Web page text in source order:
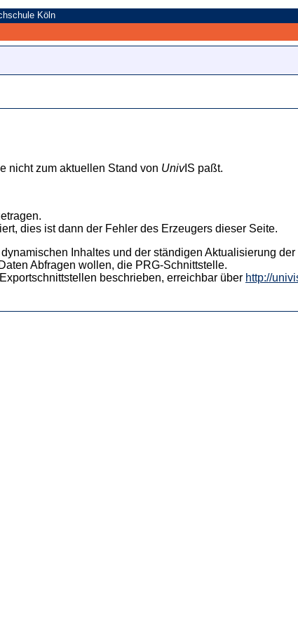
Köln
nicht zum aktuellen Stand von UnivIS paßt.
dies ist dann der Fehler des Erzeugers dieser Seite.
Inhaltes und der ständigen Aktualisierung
Abfragen wollen, die PRG-Schnittstelle.
beschrieben, erreichbar über http://